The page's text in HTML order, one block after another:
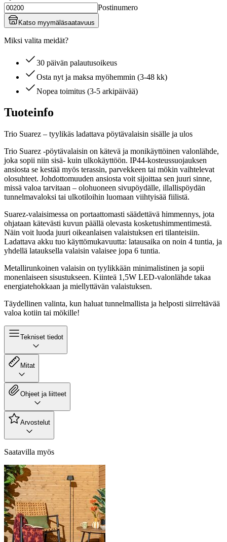
Postinumero
Katso myymäläsaatavuus
Miksi valita meidät?
30 päivän palautusoikeus
Osta nyt ja maksa myöhemmin (3-48 kk)
Nopea toimitus (3-5 arkipäivää)
Tuoteinfo
Trio Suarez – tyylikäs ladattava pöytävalaisin sisälle ja ulos
Trio Suarez -pöytävalaisin on kätevä ja monikäyttöinen valonlähde,
joka sopii niin sisä- kuin ulkokäyttöön. IP44-kosteussuojauksen
ansiosta se kestää myös terassin, parvekkeen tai mökin vaihtelevat
olosuhteet. Johdottomuuden ansiosta voit sijoittaa sen juuri sinne,
missä valoa tarvitaan – olohuoneen sivupöydälle, illallispöydän
tunnelmavaloksi tai ulkotiloihin luomaan viihtyisää fiilistä.
Suarez-valaisimessa on portaattomasti säädettävä himmennys, jota
ohjataan kätevästi kuvun päällä olevasta kosketushimmentimestä.
Näin voit luoda juuri oikeanlaisen valaistuksen eri tilanteisiin.
Ladattava akku tuo käyttömukavuutta: latausaika on noin 4 tuntia, ja
yhdellä latauksella valaisin valaisee jopa 6 tuntia.
Metallirunkoinen valaisin on tyylikkään minimalistinen ja sopii
monenlaiseen sisustukseen. Kiinteä 1,5W LED-valonlähde takaa
energiatehokkaan ja miellyttävän valaistuksen.
Täydellinen valinta, kun haluat tunnelmallista ja helposti siirreltävää
valoa kotiin tai mökille!
Tekniset tiedot
Mitat
Ohjeet ja liitteet
Arvostelut
Saatavilla myös